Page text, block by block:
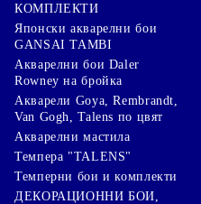
КОМПЛЕКТИ
Японски акварелни бои
GANSAI TAMBI
Акварелни бои Daler
Rowney на бройка
Акварели Goya, Rembrandt,
Van Gogh, Talens по цвят
Акварелни мастила
Темпера "TALENS"
Темперни бои и комплекти
ДЕКОРАЦИОННИ БОИ,